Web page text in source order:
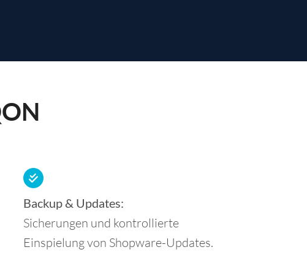
Backup & Updates:
Sicherungen und kontrollierte
Einspielung von Shopware-Updates.